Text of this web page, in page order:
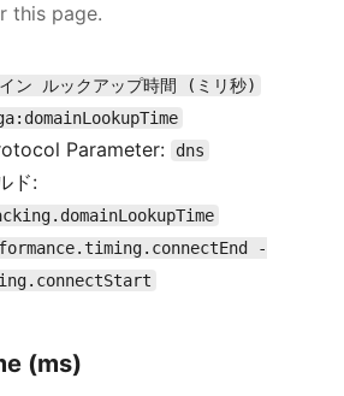
this page.
イン ルックアップ時間 (ミリ秒)
Parameter: dns
ド:
-
(ms)